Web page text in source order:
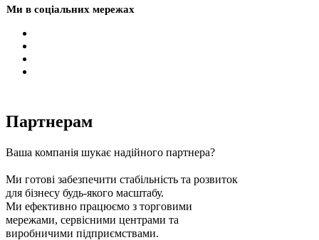
Ми в соціальних мережах
Партнерам
Ваша компанія шукає надійного партнера?
Ми готові забезпечити стабільність та розвиток
для бізнесу будь-якого масштабу.
Ми ефективно працюємо з торговими
мережами, сервісними центрами та
виробничими підприємствами.